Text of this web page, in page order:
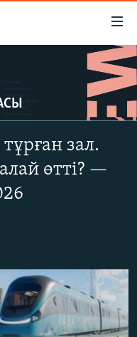
зал.
өтті? —